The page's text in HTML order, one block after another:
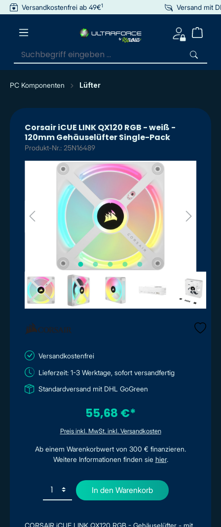
springen
Versandkostenfrei ab 49€1 Versand mit
PC Komponenten Lüfter
Corsair iCUE LINK QX120 RGB - weiß -
120mm Gehäuselüfter Single-Pack
Produkt-Nr.: 25N16489
Versandkostenfrei
Lieferzeit: 1-3 Werktage, sofort versandfertig
Standardversand mit DHL GoGreen
55,68 €*
Preis inkl. MwSt. inkl. Versandkosten
Ab einem Warenkorbwert von 300 € finanzieren.
Weitere Informationen finden sie hier.
In den Warenkorb